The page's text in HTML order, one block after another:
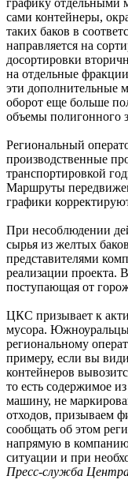
сами контейнеры,
таких баков в
направляется на
досортировки
на отдельные
эти дополнительные
оборот еще больше
объемы полигонного
Региональный
производственные
транспортировкой
Маршруты
графики
При несоблюдении
сырья из желтых
представителями
реализации проекта.
поступающая от
ЦКС призывает к
мусора. Южноуральцы
региональному
примеру, если вы
контейнеров
то есть содержимое
машину, не
отходов, призываем
сообщать об этом
напрямую в компанию
ситуации и при
Пресс-служба Центра